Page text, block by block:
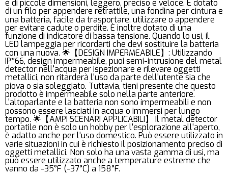
è di piccole dimensioni, leggero, preciso e veloce. È dotato
di un filo per appendere retrattile, una fondina per cintura e
una batteria, facile da trasportare, utilizzare o appendere
per evitare cadute o perdite. È inoltre dotato di una
funzione di indicatore di bassa tensione. Quando lo usi, il
LED lampeggia per ricordarti che devi sostituire la batteria
con una nuova. 🌟【DESIGN IMPERMEABILE】: Utilizzando
IP*66, design impermeabile, puoi semi-intrusione del metal
detector nell'acqua per ispezionare e rilevare oggetti
metallici, non ritarderà l'uso da parte dell'utente sia che
piova o sia soleggiato. Tuttavia, tieni presente che questo
prodotto è impermeabile solo nella parte anteriore.
L'altoparlante e la batteria non sono impermeabili e non
possono essere lasciati in acqua o immersi per lungo
tempo. 🌟【AMPI SCENARI APPLICABILI】 Il metal detector
portatile non è solo un hobby per l'esplorazione all'aperto,
è adatto anche per l'uso domestico. Può essere utilizzato in
varie situazioni in cui è richiesto il posizionamento preciso di
oggetti metallici. Non solo ha una vasta gamma di usi, ma
può essere utilizzato anche a temperature estreme che
vanno da -35°F (-37°C) a 158°F.